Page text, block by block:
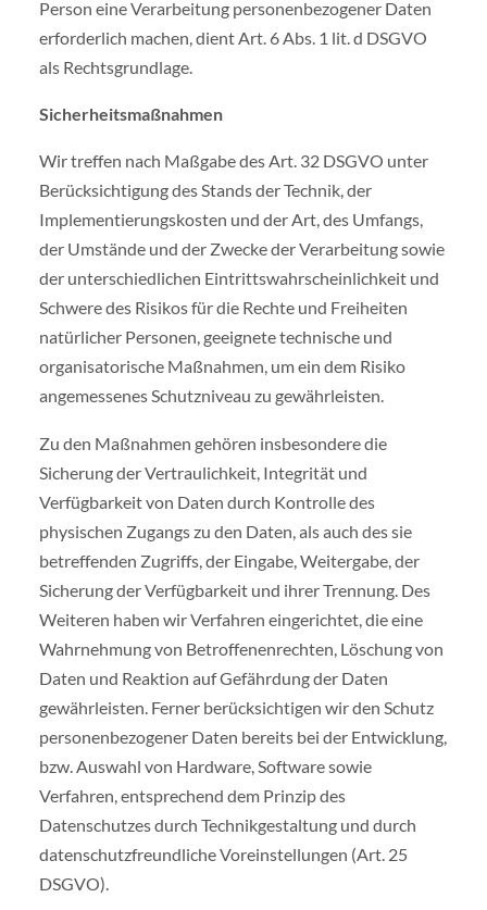
Person eine Verarbeitung personenbezogener Daten
erforderlich machen, dient Art. 6 Abs. 1 lit. d DSGVO
als Rechtsgrundlage.
Sicherheitsmaßnahmen
Wir treffen nach Maßgabe des Art. 32 DSGVO unter
Berücksichtigung des Stands der Technik, der
Implementierungskosten und der Art, des Umfangs,
der Umstände und der Zwecke der Verarbeitung sowie
der unterschiedlichen Eintrittswahrscheinlichkeit und
Schwere des Risikos für die Rechte und Freiheiten
natürlicher Personen, geeignete technische und
organisatorische Maßnahmen, um ein dem Risiko
angemessenes Schutzniveau zu gewährleisten.
Zu den Maßnahmen gehören insbesondere die
Sicherung der Vertraulichkeit, Integrität und
Verfügbarkeit von Daten durch Kontrolle des
physischen Zugangs zu den Daten, als auch des sie
betreffenden Zugriffs, der Eingabe, Weitergabe, der
Sicherung der Verfügbarkeit und ihrer Trennung. Des
Weiteren haben wir Verfahren eingerichtet, die eine
Wahrnehmung von Betroffenenrechten, Löschung von
Daten und Reaktion auf Gefährdung der Daten
gewährleisten. Ferner berücksichtigen wir den Schutz
personenbezogener Daten bereits bei der Entwicklung,
bzw. Auswahl von Hardware, Software sowie
Verfahren, entsprechend dem Prinzip des
Datenschutzes durch Technikgestaltung und durch
datenschutzfreundliche Voreinstellungen (Art. 25
DSGVO).